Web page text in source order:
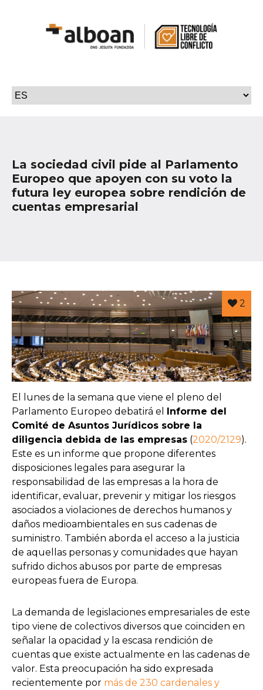
La sociedad civil pide al Parlamento
Europeo que apoyen con su voto la
futura ley europea sobre rendición de
cuentas empresarial
2
El lunes de la semana que viene el pleno del
Parlamento Europeo debatirá el Informe del
Comité de Asuntos Jurídicos sobre la
diligencia debida de las empresas (2020/2129).
Este es un informe que propone diferentes
disposiciones legales para asegurar la
responsabilidad de las empresas a la hora de
identificar, evaluar, prevenir y mitigar los riesgos
asociados a violaciones de derechos humanos y
daños medioambientales en sus cadenas de
suministro. También aborda el acceso a la justicia
de aquellas personas y comunidades que hayan
sufrido dichos abusos por parte de empresas
europeas fuera de Europa.
La demanda de legislaciones empresariales de este
tipo viene de colectivos diversos que coinciden en
señalar la opacidad y la escasa rendición de
cuentas que existe actualmente en las cadenas de
valor. Esta preocupación ha sido expresada
recientemente por más de 230 cardenales y